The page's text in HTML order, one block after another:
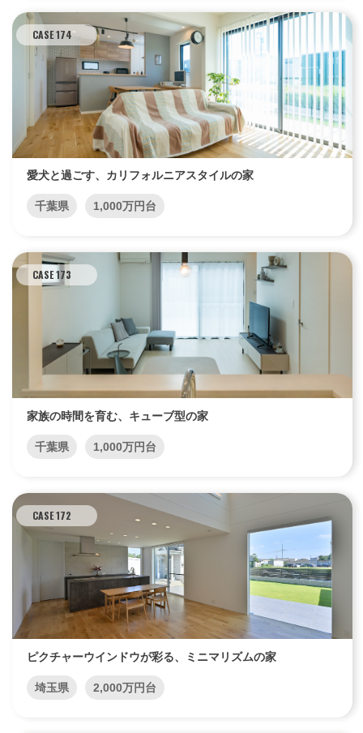
CASE 174
愛犬と過ごす、カリフォルニアスタイルの家
千葉県 1,000万円台
CASE 173
家族の時間を育む、キューブ型の家
千葉県 1,000万円台
CASE 172
ピクチャーウインドウが彩る、ミニマリズムの家
埼玉県 2,000万円台